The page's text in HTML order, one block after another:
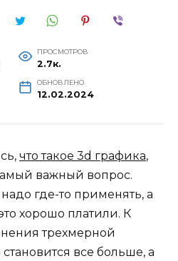
ПРОСМОТРОВ
2.7к.
ОБНОВЛЕНО
12.02.2024
что такое 3d графика,
важный вопрос.
где-то применять, а
хорошо платили. К
трехмерной
все больше, а